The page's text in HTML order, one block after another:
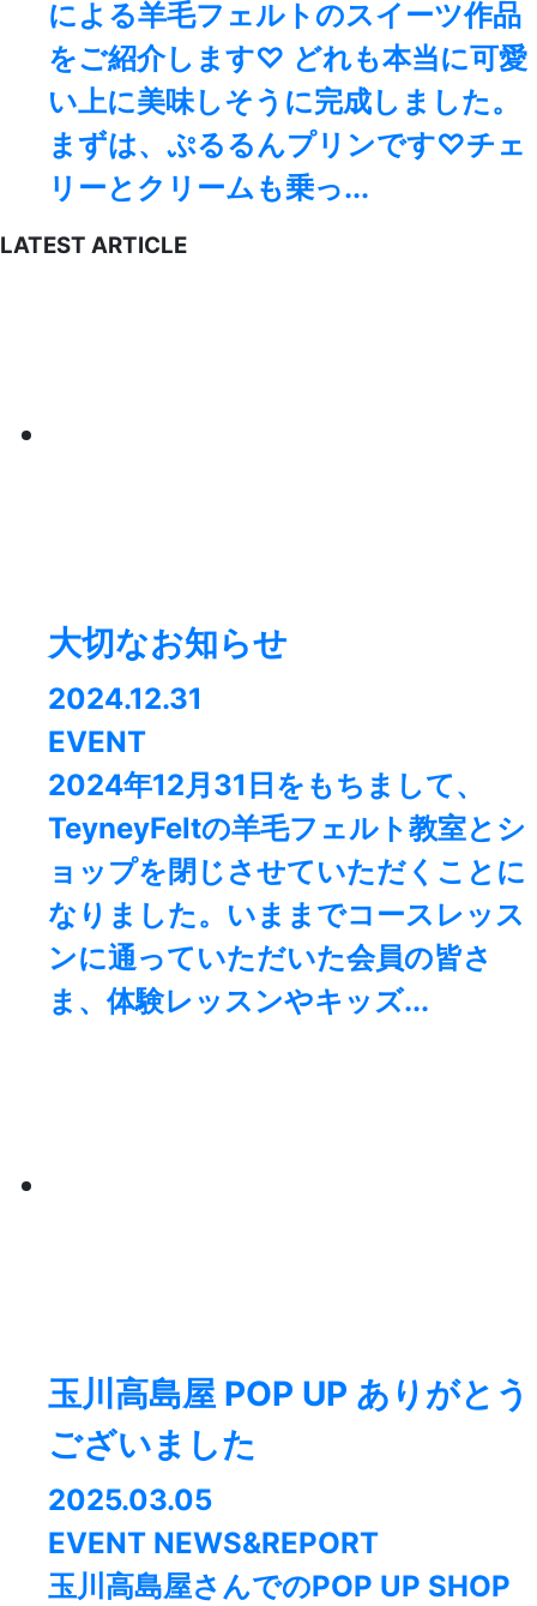
による羊毛フェルトのスイーツ作品
をご紹介します♡ どれも本当に可愛
い上に美味しそうに完成しました。
まずは、ぷるるんプリンです♡チェ
リーとクリームも乗っ...
LATEST ARTICLE
大切なお知らせ
2024.12.31
EVENT
2024年12月31日をもちまして、
TeyneyFeltの羊毛フェルト教室とシ
ョップを閉じさせていただくことに
なりました。⁡いままでコースレッス
ンに通っていただいた会員の皆さ
ま、体験レッスンやキッズ...
玉川高島屋 POP UP ありがとう
ございました
2025.03.05
EVENT NEWS&REPORT
玉川高島屋さんでのPOP UP SHOP